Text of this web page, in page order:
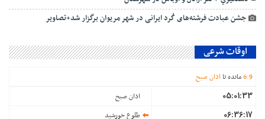
جشن عبادت فرشته‌های کُرد ایرانی در شهر مریوان برگزار شد+تصاویر
اوقات شرعی
6:9 مانده تا اذان صبح
05:01:33 اذان صبح
06:36:17 طلوع خورشید